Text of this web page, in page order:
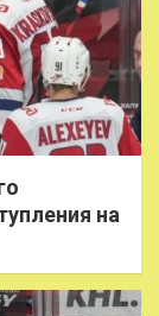
на